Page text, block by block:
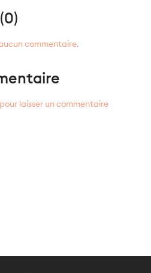
commentaire.
laisser un commentaire